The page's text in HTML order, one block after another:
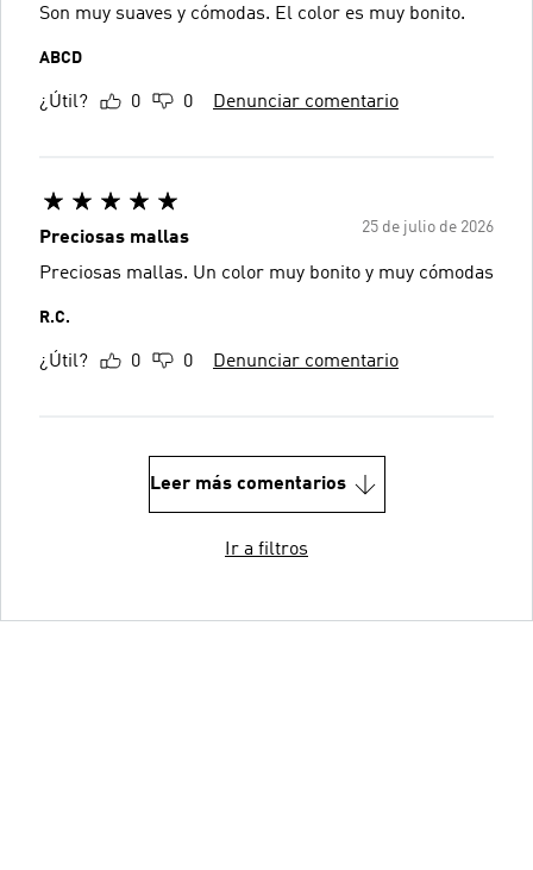
Son muy suaves y cómodas. El color es muy bonito.
ABCD
¿Útil? 0 0 Denunciar comentario
25 de julio de 2026
Preciosas mallas
Preciosas mallas. Un color muy bonito y muy cómodas
R.C.
¿Útil? 0 0 Denunciar comentario
Leer más comentarios
Ir a filtros